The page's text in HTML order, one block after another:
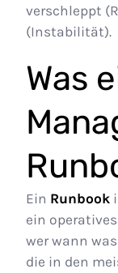
verschleppt
(Instabilität).
Was
Ein Runbook
ein
wer wann
die in den